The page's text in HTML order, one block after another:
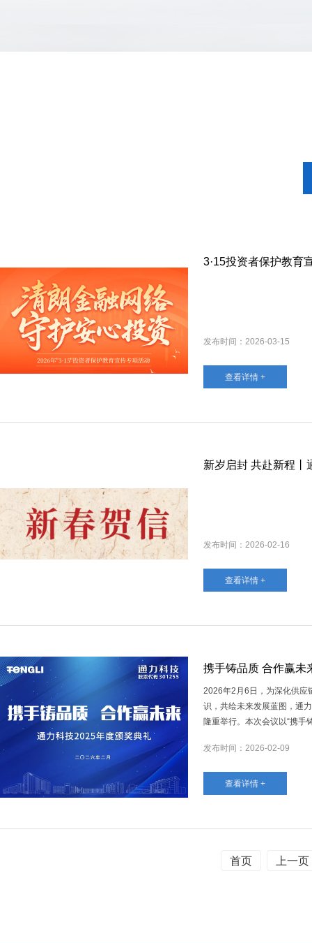
发布时间：2026-03-15
查看详情 +
发布时间：2026-02-16
查看详情 +
2026年2月6日，为深化供应
识，共绘未来发展蓝图，通
隆重举行。本次会议以“携手
绕供应链交付、产品质量、
发布时间：2026-02-09
查看详情 +
首页 上一页